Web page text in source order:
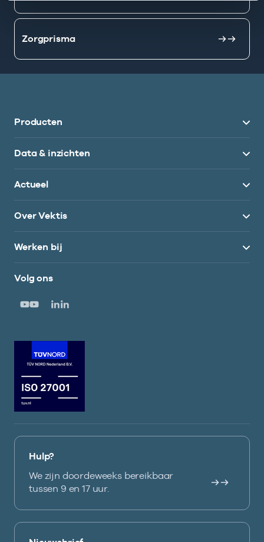
Zorgprisma
Producten
Data & inzichten
Actueel
Over Vektis
Werken bij
Volg ons
Hulp?
We zijn doordeweeks bereikbaar
tussen 9 en 17 uur.